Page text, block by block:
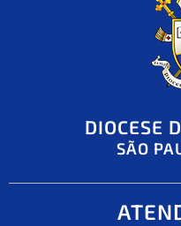
DIOCESE
SÃO